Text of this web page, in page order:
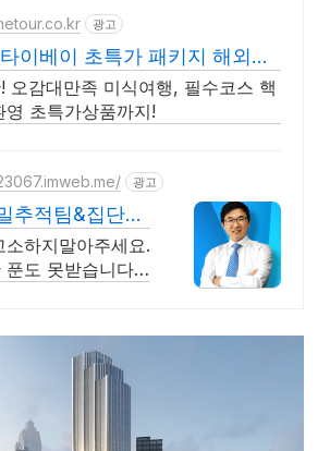
광고
이베이 초특가 패키지 해외여
오감대만족 미식여행, 필수코스 핵
초특가상품까지!
광고
추적팀&집단대
억7천) 사례보
하지말아주세요.
도 못받습니다.